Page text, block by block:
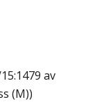
av
(M))